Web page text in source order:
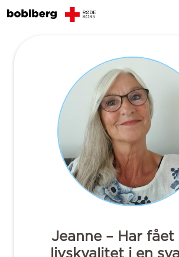
Jeanne – Har fået
livskvalitet i en